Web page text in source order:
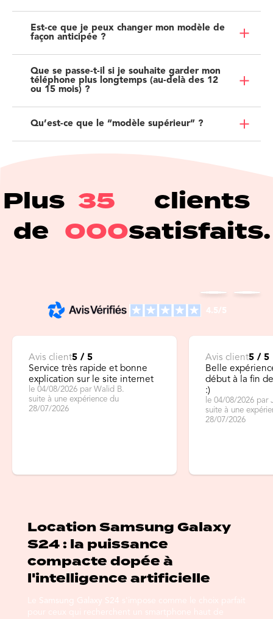
Est-ce que je peux changer mon modèle de
façon anticipée ?
Que se passe-t-il si je souhaite garder mon
téléphone plus longtemps (au-delà des 12
ou 15 mois) ?
Qu’est-ce que le “modèle supérieur” ?
Plus
de
35
000
clients
satisfaits.
4.5/5
Avis client5 / 5
Service très rapide et bonne
explication sur le site internet
le 04/08/2026 par Walid B.
suite à une expérience du
28/07/2026
Avis client5 / 5
Belle
début à la fin
:)
le 04/08/2026 par
suite à une
28/07/2026
Location Samsung Galaxy
S24 : la puissance
compacte dopée à
l'intelligence artificielle
Samsung Galaxy S24 s'impose comme le choix parfait
pour ceux qui recherchent un smartphone haut de